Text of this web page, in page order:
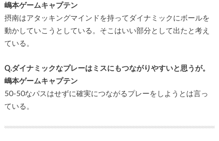
嶋本ゲームキャプテン
摂南はアタッキングマインドを持ってダイナミックにボールを
動かしていこうとしている。そこはいい部分として出たと考え
ている。
Q.ダイナミックなプレーはミスにもつながりやすいと思うが。
嶋本ゲームキャプテン
50-50なパスはせずに確実につながるプレーをしようとは言っ
ている。